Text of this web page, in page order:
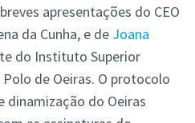
apresentações do CEO
da Cunha, e de Joana
do Instituto Superior
de Oeiras. O protocolo
dinamização do Oeiras